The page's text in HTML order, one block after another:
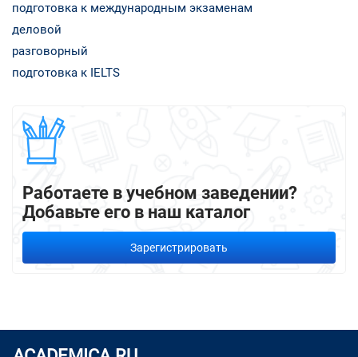
подготовка к международным экзаменам
деловой
разговорный
подготовка к IELTS
Работаете в учебном заведении?
Добавьте его в наш каталог
Зарегистрировать